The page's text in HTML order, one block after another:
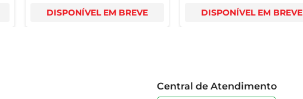
DISPONÍVEL EM BREVE DISPONÍVEL EM BREVE
Central de Atendimento